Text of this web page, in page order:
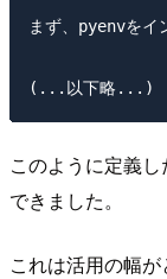
まず、pyenvをイ
このように定義
できました。
これは活用の幅